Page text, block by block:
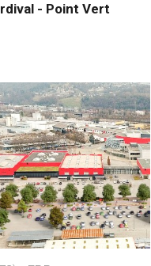
- Point Vert